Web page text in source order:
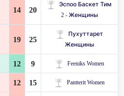
14 20
Эспоо Баскет Тим ​​
2 - Женщины
19 25
Пухуттарет
Женщины
12 9 Feeniks Women
12 15 Pantterit Women